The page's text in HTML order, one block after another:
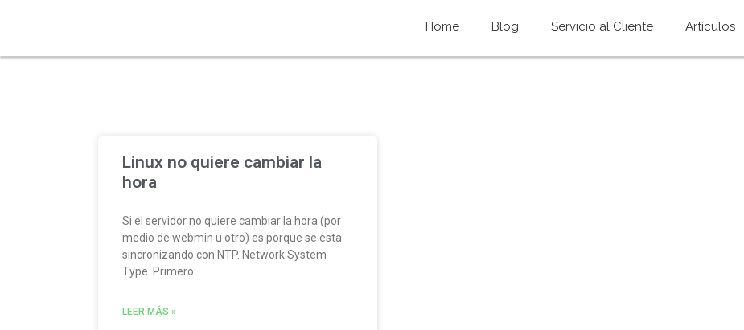
Home Blog Servicio al Cliente Artículos
Linux no quiere cambiar la
hora
Si el servidor no quiere cambiar la hora (por
medio de webmin u otro) es porque se esta
sincronizando con NTP. Network System
Type. Primero
LEER MÁS »